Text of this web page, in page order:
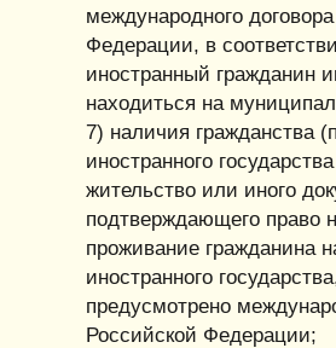
международного
Федерации, в
иностранный гражданин
находиться на
7) наличия гражданства
иностранного
жительство или иного
подтверждающего право
проживание гражданина
иностранного
предусмотрено
Российской Федерации;